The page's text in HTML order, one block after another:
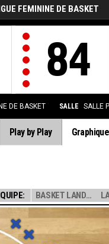
FEMININE DE BASKET
84
DE BASKET SALLE SALLE
Play by Play
BASKET LANDES